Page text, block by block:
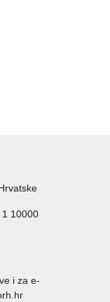
1 10000
i za e-